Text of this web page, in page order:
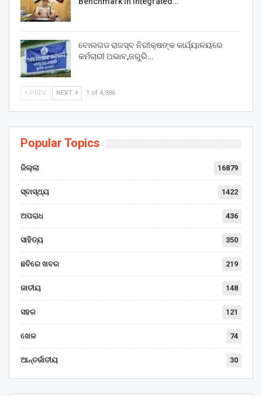
ବୋଲଗଡ ରାଜସ୍ବ ନିରୀକ୍ଷଙ୍କ କାର୍ଯ୍ୟାଳୟରେ
କର୍ମଚାରୀ ଅଭାବ,ଜରୁରି…
PREV NEXT 1 of 4,986
Popular Topics
ଜିଲ୍ଲା 16879
ସ୍ବାସ୍ଥ୍ୟ 1422
ଅପରାଧ 436
ସାହିତ୍ୟ 350
ଛବିରେ ଖବର 219
ଜାତୀୟ 148
ସହର 121
ଖେଳ 74
ଆନ୍ତର୍ଜାତୀୟ 30